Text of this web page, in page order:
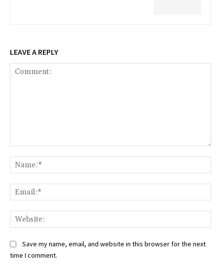
LEAVE A REPLY
Save my name, email, and website in this browser for the next
time I comment.